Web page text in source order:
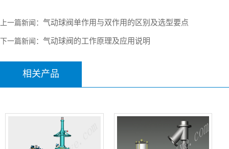
上一篇新闻： 气动球阀单作用与双作用的区别及选型要点
下一篇新闻： 气动球阀的工作原理及应用说明
相关产品